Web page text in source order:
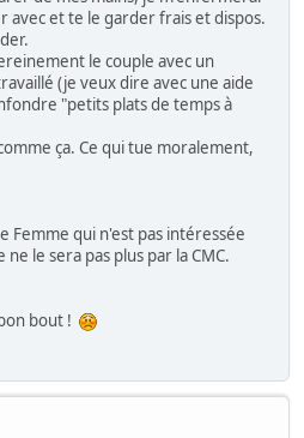
avec et te le garder frais et dispos.
le couple avec un
(je veux dire avec une aide
"petits plats de temps à
ça. Ce qui tue moralement,
Femme qui n'est pas intéressée
le sera pas plus par la CMC.
bout !